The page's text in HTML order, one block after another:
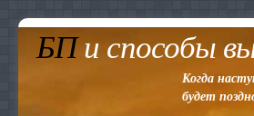
БПи способы
Когда
будет